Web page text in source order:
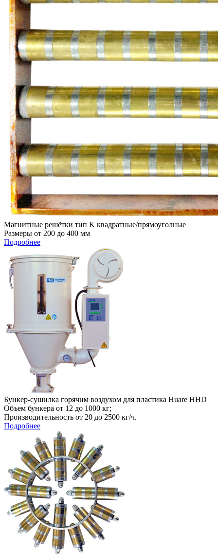
Магнитные решётки тип K квадратные/прямоуголные
Размеры от 200 до 400 мм
Подробнее
Бункер-сушилка горячим воздухом для пластика Huare HHD
Объем бункера от 12 до 1000 кг;
Производительность от 20 до 2500 кг/ч.
Подробнее